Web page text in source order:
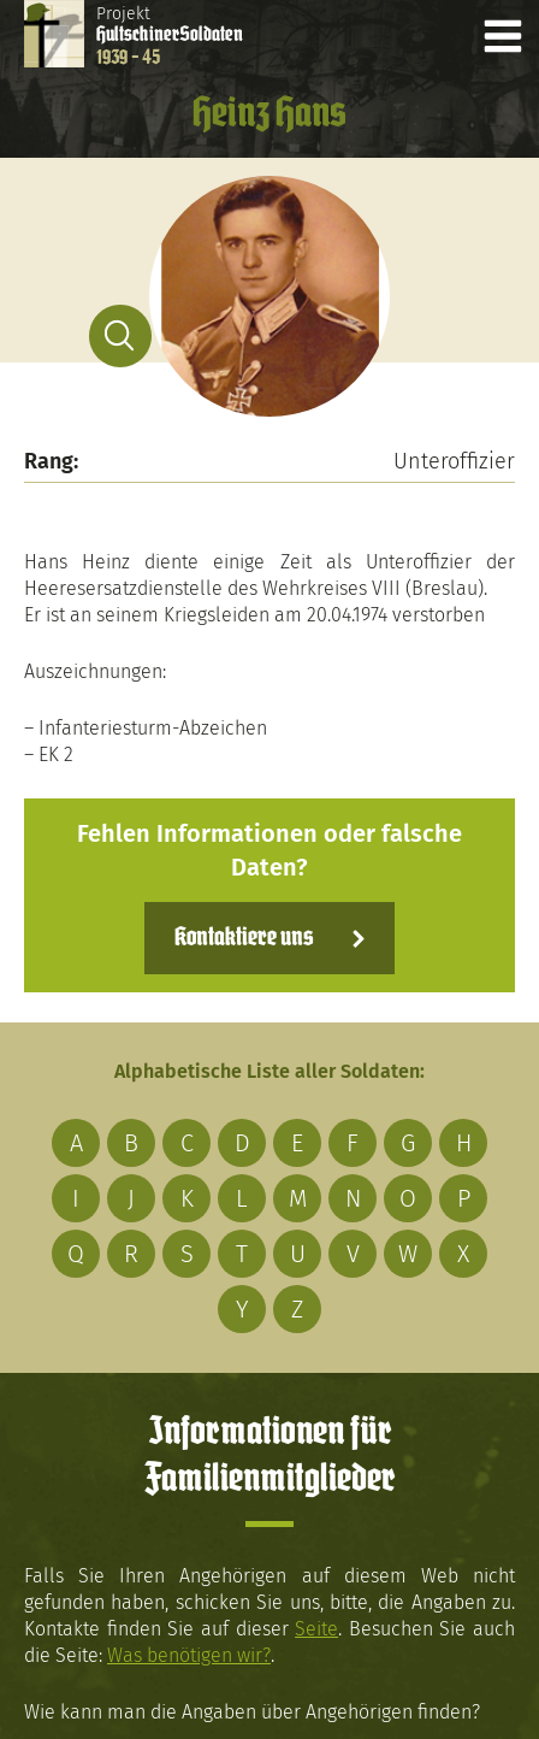
Projekt
HultschinerSoldaten
1939 - 45
Heinz Hans
Rang: Unteroffizier
Hans Heinz diente einige Zeit als Unteroffizier der
Heeresersatzdienstelle des Wehrkreises VIII (Breslau).
Er ist an seinem Kriegsleiden am 20.04.1974 verstorben
Auszeichnungen:
– Infanteriesturm-Abzeichen
– EK 2
Fehlen Informationen oder falsche
Daten?
Kontaktiere uns
Alphabetische Liste aller Soldaten:
A B C D E F G
H
I
J K L M N O
P
Q
R S T U V W
X
Y
Z
Informationen für
Familienmitglieder
Falls Sie Ihren Angehörigen auf diesem Web nicht
gefunden haben, schicken Sie uns, bitte, die Angaben zu.
Kontakte finden Sie auf dieser Seite. Besuchen Sie auch
die Seite: Was benötigen wir?.
Wie kann man die Angaben über Angehörigen finden?